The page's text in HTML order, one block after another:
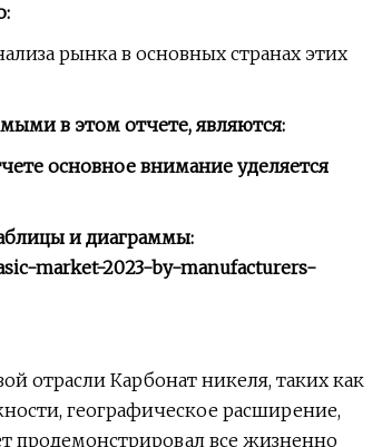
рынка в основных странах этих
в этом отчете, являются:
основное внимание уделяется
и диаграммы:
market-2023-by-manufacturers-
отрасли Карбонат никеля, таких как
географическое расширение,
продемонстрировал все жизненно